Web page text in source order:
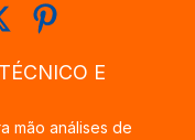
E
mão análises de